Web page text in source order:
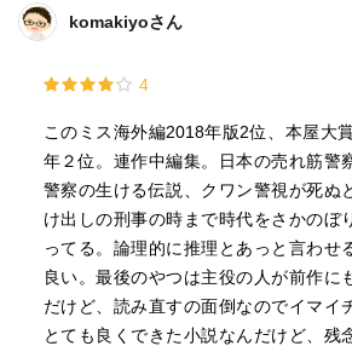
komakiyoさん
4
このミス海外編2018年版2位、本屋大
年２位。連作中編集。日本の売れ筋警
警察の生ける伝説、クワン警視が死ぬ
け出しの刑事の時まで時代をさかのぼ
ってる。論理的に推理とあっと言わせ
良い。最後のやつは主役の人が前作に
だけど、読み直すの面倒なのでイマイ
とても良くできた小説なんだけど、残